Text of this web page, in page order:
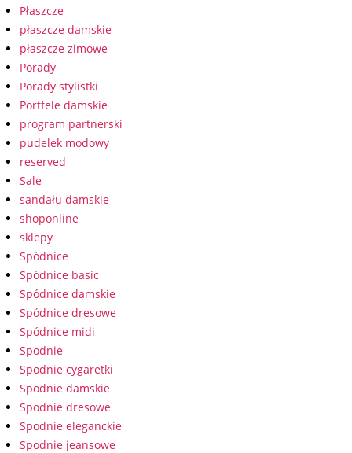
Płaszcze
płaszcze damskie
płaszcze zimowe
Porady
Porady stylistki
Portfele damskie
program partnerski
pudelek modowy
reserved
Sale
sandału damskie
shoponline
sklepy
Spódnice
Spódnice basic
Spódnice damskie
Spódnice dresowe
Spódnice midi
Spodnie
Spodnie cygaretki
Spodnie damskie
Spodnie dresowe
Spodnie eleganckie
Spodnie jeansowe